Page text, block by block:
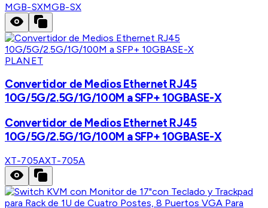
MGB-SXMGB-SX
PLANET
Convertidor de Medios Ethernet RJ45
10G/5G/2.5G/1G/100M a SFP+ 10GBASE-X
Convertidor de Medios Ethernet RJ45
10G/5G/2.5G/1G/100M a SFP+ 10GBASE-X
XT-705AXT-705A